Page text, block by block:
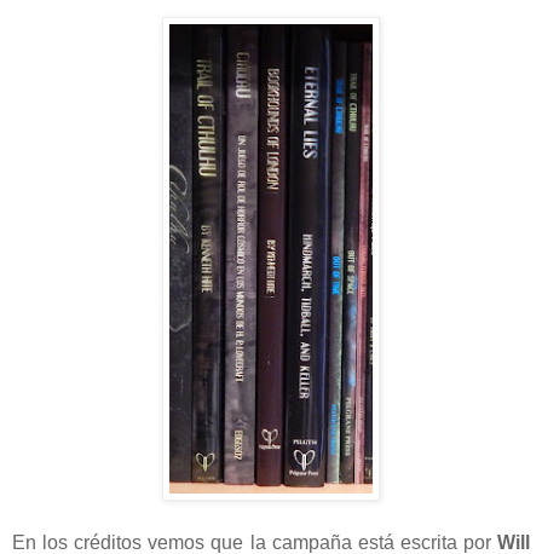
En los créditos vemos que la campaña está escrita por Will